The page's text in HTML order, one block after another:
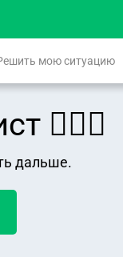
мою ситуацию
👨🏻‍⚖️
дальше.